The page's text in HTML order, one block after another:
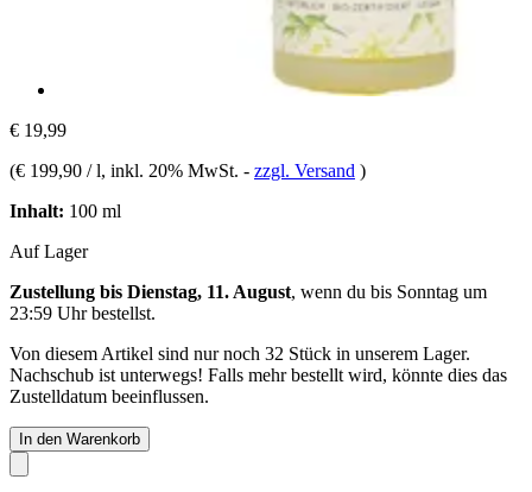
€ 19,99
(€ 199,90 / l, inkl. 20% MwSt. - zzgl. Versand )
Inhalt: 100 ml
Auf Lager
Zustellung bis Dienstag, 11. August, wenn du bis Sonntag um
23:59 Uhrbestellst.
Von diesem Artikel sind nur noch 32 Stück in unserem Lager.
Nachschub ist unterwegs! Falls mehr bestellt wird, könnte dies das
Zustelldatum beeinflussen.
In den Warenkorb